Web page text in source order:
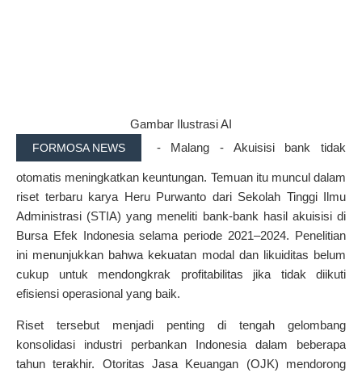
Gambar Ilustrasi AI
FORMOSA NEWS - Malang - Akuisisi bank tidak
otomatis meningkatkan keuntungan. Temuan itu muncul dalam
riset terbaru karya Heru Purwanto dari Sekolah Tinggi Ilmu
Administrasi (STIA) yang meneliti bank-bank hasil akuisisi di
Bursa Efek Indonesia selama periode 2021–2024. Penelitian
ini menunjukkan bahwa kekuatan modal dan likuiditas belum
cukup untuk mendongkrak profitabilitas jika tidak diikuti
efisiensi operasional yang baik.
Riset tersebut menjadi penting di tengah gelombang
konsolidasi industri perbankan Indonesia dalam beberapa
tahun terakhir. Otoritas Jasa Keuangan (OJK) mendorong